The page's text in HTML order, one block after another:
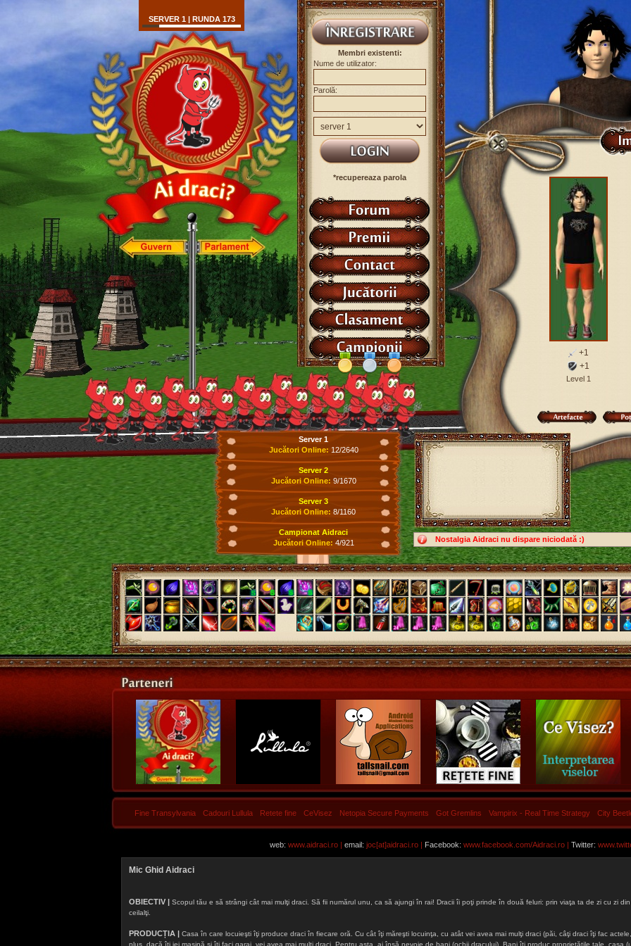
Nostalgia Aidraci nu dispare niciodată :)
SERVER 1 | RUNDA 173
Membri existenti:
Nume de utilizator:
Parolă:
*recupereaza parola
+1
+1
Level 1
Server 1
Jucători Online: 12/2640
Server 2
Jucători Online: 9/1670
Server 3
Jucători Online: 8/1160
Campionat Aidraci
Jucători Online: 4/921
Fine Transylvania Cadouri Lullula Retete fine CeVisez Netopia Secure Payments Got Gremlins Vampirix - Real Time Strategy City
web: www.aidraci.ro | email: joc[at]aidraci.ro | Facebook: www.facebook.com/Aidraci.ro| Twitter:
Mic Ghid Aidraci
OBIECTIV | Scopul tău e să strângi cât mai mulţi draci. Să fii numărul unu, ca să ajungi în rai! Dracii îi poţi prinde în două feluri: prin viaţa ta de zi cu zi
ceilalţi.
PRODUCȚIA | Casa în care locuieşti îţi produce draci în fiecare oră. Cu cât îţi măreşti locuinţa, cu atât vei avea mai mulţi draci (păi, câţi draci îţi fac
plus, dacă îţi iei maşină şi îţi faci garaj, vei avea mai mulţi draci. Pentru asta, ai însă nevoie de bani (ochii dracului). Bani îţi produc proprietăţile tale, casa